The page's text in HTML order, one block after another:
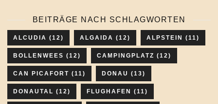
BEITRÄGE NACH SCHLAGWORTEN
ALCUDIA (12) ALGAIDA (12) ALPSTEIN (11)
BOLLENWEES (12) CAMPINGPLATZ (12)
CAN PICAFORT (11) DONAU (13)
DONAUTAL (12) FLUGHAFEN (11)